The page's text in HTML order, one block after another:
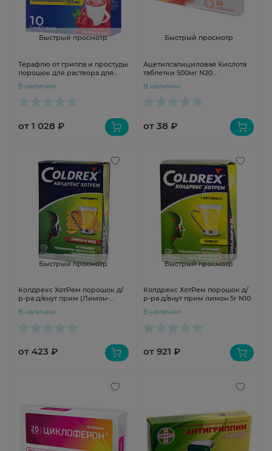
Быстрый просмотр
Терафлю от гриппа и простуды
порошок для раствора для
лесные ягоды N10 пакетиков
В наличии
от 1 028 ₽
Быстрый просмотр
Ацетилсалициловая Кислота
таблетки 500мг N20
В наличии
от 38 ₽
Быстрый просмотр
Колдрекс ХотРем порошок д/
р-ра д/внут прим (Лимон-
В наличии
от 423 ₽
Быстрый просмотр
Колдрекс ХотРем порошок д/
р-ра д/внут прим лимон 5г N10
В наличии
от 921 ₽